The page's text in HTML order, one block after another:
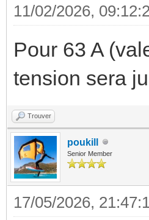
11/02/2026,
Pour 63 A
tension sera
Trouver
poukill
Senior Member
17/05/2026,